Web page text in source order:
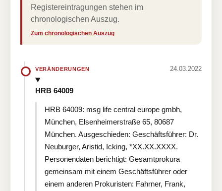
Registereintragungen stehen im
chronologischen Auszug.
Zum chronologischen Auszug
VERÄNDERUNGEN 24.03.2022
HRB 64009
HRB 64009: msg life central europe gmbh,
München, Elsenheimerstraße 65, 80687
München. Ausgeschieden: Geschäftsführer: Dr.
Neuburger, Aristid, Icking, *XX.XX.XXXX.
Personendaten berichtigt: Gesamtprokura
gemeinsam mit einem Geschäftsführer oder
einem anderen Prokuristen: Fahrner, Frank,